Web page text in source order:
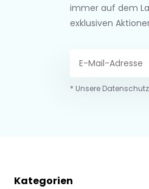
immer auf dem
exklusiven
* Unsere
Kategorien